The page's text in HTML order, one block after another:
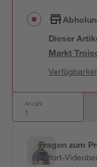
Dieser
Markt
Anzahl:
Fragen zum
Sofort-